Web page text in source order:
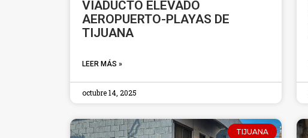
VIADUCTO ELEVADO
AEROPUERTO-PLAYAS DE
TIJUANA
LEER MÁS »
octubre 14, 2025
TIJUANA